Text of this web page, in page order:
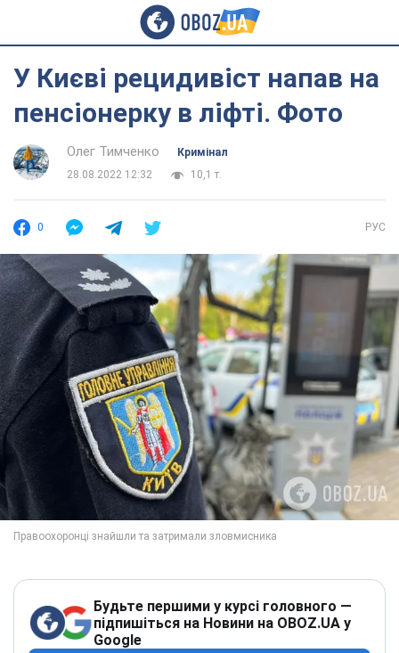
У Києві рецидивіст напав на
пенсіонерку в ліфті. Фото
Олег Тимченко
Кримінал
28.08.2022 12:32
10,1 т.
0 РУС
Будьте першими у курсі головного —
підпишіться на Новини на OBOZ.UA у
Google